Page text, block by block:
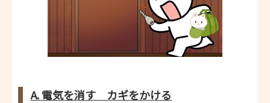
A. 電気を消す カギをかける